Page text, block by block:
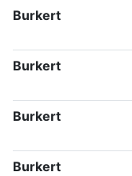
Burkert
Burkert
Burkert
Burkert